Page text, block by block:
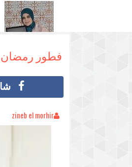
فطور رمضان
zineb el morhir